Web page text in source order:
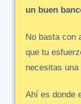
un buen
No basta con
que tu
necesitas una
Ahí es donde